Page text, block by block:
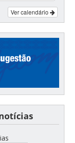
Ver calendário